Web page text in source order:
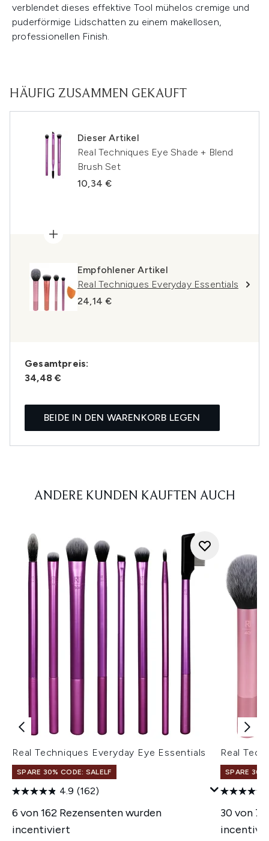
verblendet dieses effektive Tool mühelos cremige und
puderförmige Lidschatten zu einem makellosen,
professionellen Finish.
HÄUFIG ZUSAMMEN GEKAUFT
Dieser Artikel
Real Techniques Eye Shade + Blend
Brush Set
10,34 €
Empfohlener Artikel
Real Techniques Everyday Essentials
24,14 €
Gesamtpreis:
34,48 €
BEIDE IN DEN WARENKORB LEGEN
ANDERE KUNDEN KAUFTEN AUCH
Real Techniques Everyday Eye Essentials
SPARE 30% CODE: SALELF
4.9 (162)
6 von 162 Rezensenten wurden
incentiviert
Real
SPARE 30%
30 von